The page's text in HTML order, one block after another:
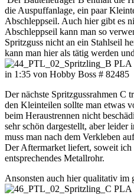
die Auspuffanlage, ein paar
Abschleppseil. Auch hier gibt es
Abschleppseil kann man so
Spritzguss nicht an ein Stahlseil
kann man hier als tätig werden
Der nächste Spritzgussrahmen C
den Kleinteilen sollte man etwas
beim Heraustrennen nicht
sehr schön dargestellt, aber
muss man nach dem Verkleben
Der Aftermarket liefert, soweit ich
entsprechendes Metallrohr.
Ansonsten auch hier qualitativ im